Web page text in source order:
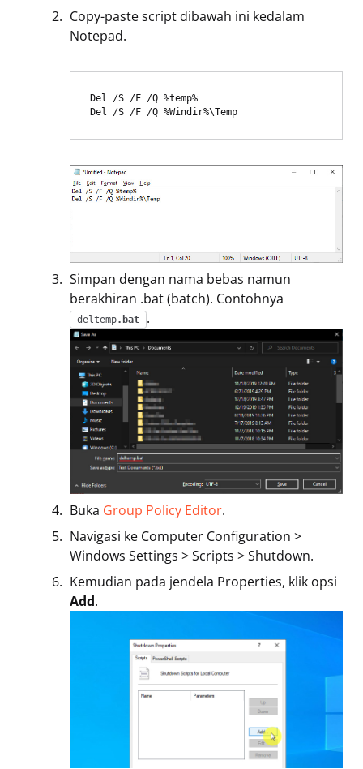
Copy-paste script dibawah ini kedalam
Notepad.
Del /S /F /Q %temp%
Del /S /F /Q %Windir%\Temp
Simpan dengan nama bebas namun
berakhiran .bat (batch). Contohnya
deltemp.bat .
Buka Group Policy Editor.
Navigasi ke Computer Configuration >
Windows Settings > Scripts > Shutdown.
Kemudian pada jendela Properties, klik opsi
Add.